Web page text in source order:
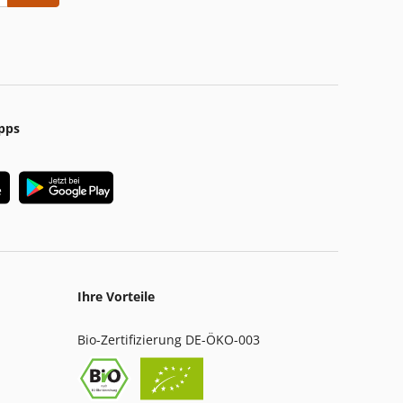
Ihre Vorteile
Bio-Zertifizierung DE-ÖKO-003